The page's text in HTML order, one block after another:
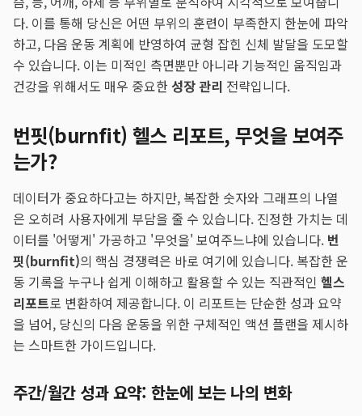
다. 이를 통해 당신은 어떤 부위의 훈련이 부족한지 한눈에 파악
하고, 다음 운동 계획에 반영하여 균형 잡힌 신체 발달을 도모할
수 있습니다. 이는 미적인 측면뿐만 아니라 기능적인 움직임과
건강을 위해서도 매우 중요한성장 관리 전략입니다.
번핏(burnfit) 헬스 리포트, 무엇을 보여주
는가?
데이터가 중요하다고는 하지만, 복잡한 숫자와 그래프의 나열
은 오히려 사용자에게 부담을 줄 수 있습니다. 진정한 가치는 데
이터를 '어떻게' 가공하고 '무엇을' 보여주느냐에 있습니다. 번
핏(burnfit)의 핵심 경쟁력은 바로 여기에 있습니다. 복잡한 운
동 기록을 누구나 쉽게 이해하고 활용할 수 있는 직관적인 헬스
리포트로 변환하여 제공합니다. 이 리포트는 단순한 성과 요약
을 넘어, 당신의 다음 운동을 위한 구체적인 액션 플랜을 제시하
는 스마트한 가이드입니다.
주간/월간 성과 요약: 한눈에 보는 나의 변화